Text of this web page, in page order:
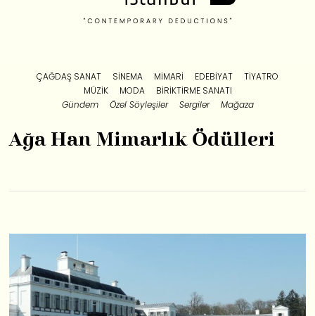
ÇAĞDAŞ SANAT SINEMA MIMARI EDEBIYAT
TIYATRO
MÜZIK
MODA
BIRIKTIRME SANATI
Gündem
Özel Söyleşiler Sergiler Mağaza
Ağa Han Mimarlık Ödülleri